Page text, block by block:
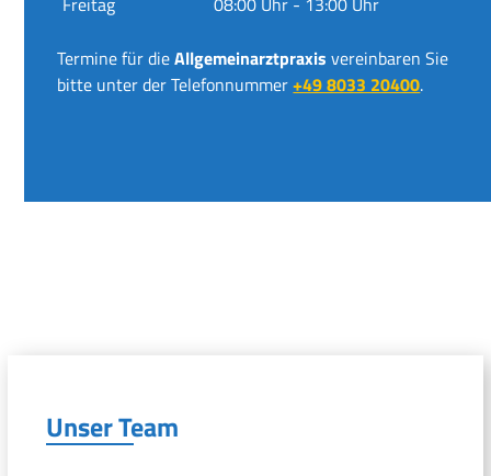
Termine für dieAllgemeinarztpraxis vereinbaren Sie
bitte unter der Telefonnummer+49 8033 20400.
Unser Team